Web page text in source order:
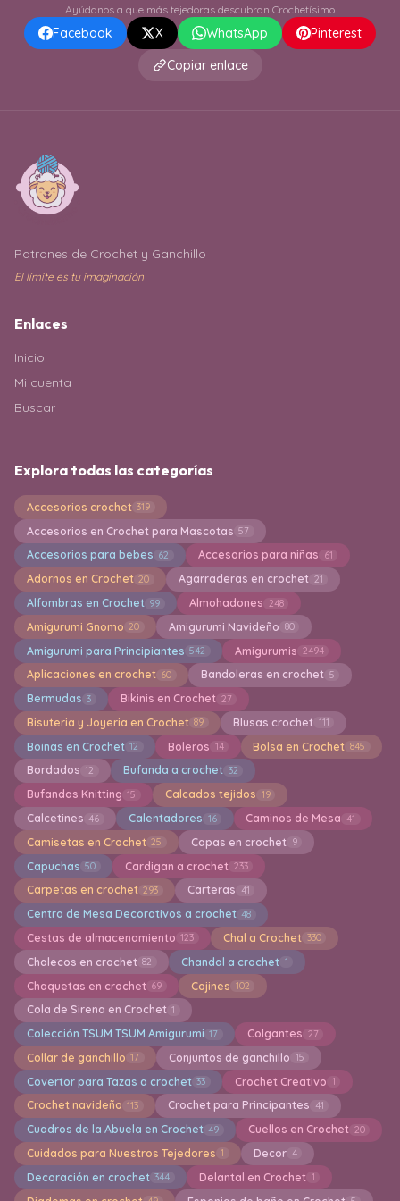
Ayúdanos a que más tejedoras descubran Crochetísimo
Facebook X WhatsApp
Pinterest
Copiar enlace
Patrones de Crochet y Ganchillo
El límite es tu imaginación
Enlaces
Inicio
Mi cuenta
Buscar
Explora todas las categorías
Accesorios crochet 319
Accesorios en Crochet para Mascotas 57
Accesorios para bebes 62 Accesorios para niñas 61
Adornos en Crochet 20 Agarraderas en crochet 21
Alfombras en Crochet 99 Almohadones 248
Amigurumi Gnomo 20 Amigurumi Navideño 80
Amigurumi para Principiantes 542 Amigurumis 2494
Aplicaciones en crochet 60 Bandoleras en crochet 5
Bermudas 3 Bikinis en Crochet 27
Bisuteria y Joyeria en Crochet 89 Blusas crochet 111
Boinas en Crochet 12 Boleros 14 Bolsa en Crochet 845
Bordados 12 Bufanda a crochet 32
Bufandas Knitting 15 Calcados tejidos 19
Calcetines 46 Calentadores 16 Caminos de Mesa 41
Camisetas en Crochet 25 Capas en crochet 9
Capuchas 50 Cardigan a crochet 233
Carpetas en crochet 293 Carteras 41
Centro de Mesa Decorativos a crochet 48
Cestas de almacenamiento 123 Chal a Crochet 330
Chalecos en crochet 82 Chandal a crochet 1
Chaquetas en crochet 69 Cojines 102
Cola de Sirena en Crochet 1
Colección TSUM TSUM Amigurumi 17 Colgantes 27
Collar de ganchillo 17 Conjuntos de ganchillo 15
Covertor para Tazas a crochet 33 Crochet Creativo 1
Crochet navideño 113 Crochet para Principantes 41
Cuadros de la Abuela en Crochet 49 Cuellos en Crochet 20
Cuidados para Nuestros Tejedores 1 Decor 4
Decoración en crochet 344 Delantal en Crochet 1